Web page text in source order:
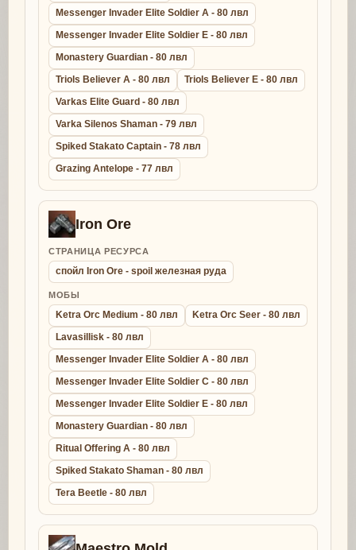
Messenger Invader Elite Soldier A - 80 лвл
Messenger Invader Elite Soldier E - 80 лвл
Monastery Guardian - 80 лвл
Triols Believer A - 80 лвл
Triols Believer E - 80 лвл
Varkas Elite Guard - 80 лвл
Varka Silenos Shaman - 79 лвл
Spiked Stakato Captain - 78 лвл
Grazing Antelope - 77 лвл
Iron Ore
СТРАНИЦА РЕСУРСА
спойл Iron Ore - spoil железная руда
МОБЫ
Ketra Orc Medium - 80 лвл
Ketra Orc Seer - 80 лвл
Lavasillisk - 80 лвл
Messenger Invader Elite Soldier A - 80 лвл
Messenger Invader Elite Soldier C - 80 лвл
Messenger Invader Elite Soldier E - 80 лвл
Monastery Guardian - 80 лвл
Ritual Offering A - 80 лвл
Spiked Stakato Shaman - 80 лвл
Tera Beetle - 80 лвл